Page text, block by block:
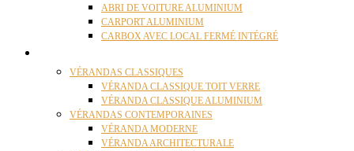
ABRI DE VOITURE ALUMINIUM
CARPORT ALUMINIUM
CARBOX AVEC LOCAL FERMÉ INTÉGRÉ
VÉRANDAS CLASSIQUES
VÉRANDA CLASSIQUE TOIT VERRE
VÉRANDA CLASSIQUE ALUMINIUM
VÉRANDAS CONTEMPORAINES
VÉRANDA MODERNE
VÉRANDA ARCHITECTURALE